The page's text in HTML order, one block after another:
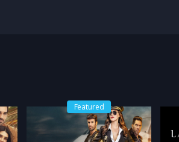
Featured